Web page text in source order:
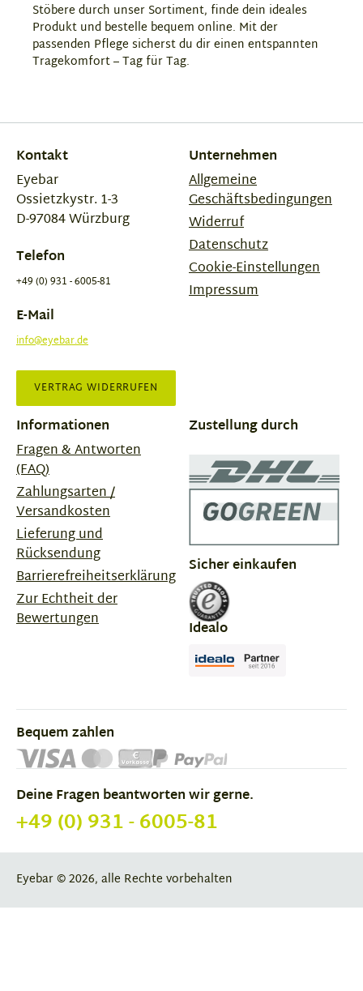
Stöbere durch unser Sortiment, finde dein ideales
Produkt und bestelle bequem online. Mit der
passenden Pflege sicherst du dir einen entspannten
Tragekomfort – Tag für Tag.
Kontakt
Eyebar
Ossietzkystr. 1-3
D-97084 Würzburg
Telefon
+49 (0) 931 - 6005-81
E-Mail
info@eyebar.de
VERTRAG WIDERRUFEN
Unternehmen
Allgemeine
Geschäftsbedingungen
Widerruf
Datenschutz
Cookie-Einstellungen
Impressum
Informationen
Fragen & Antworten
(FAQ)
Zahlungsarten /
Versandkosten
Lieferung und
Rücksendung
Barrierefreiheitserklärung
Zur Echtheit der
Bewertungen
Zustellung durch
Sicher einkaufen
Idealo
Bequem zahlen
Deine Fragen beantworten wir gerne.
+49 (0) 931 - 6005-81
Eyebar © 2026, alle Rechte vorbehalten